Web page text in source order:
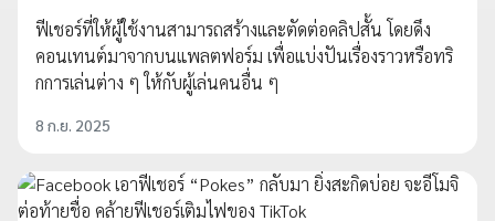
ฟีเชอร์ที่ให้ผู้ใช้งานสามารถสร้างและตัดต่อคลิปสั้น โดยดึง
คอนเทนต์มาจากบนแพลตฟอร์ม เพื่อแบ่งปันเรื่องราวหรือทริ
กการเล่นต่าง ๆ ให้กับผู้เล่นคนอื่น ๆ
8 ก.ย. 2025